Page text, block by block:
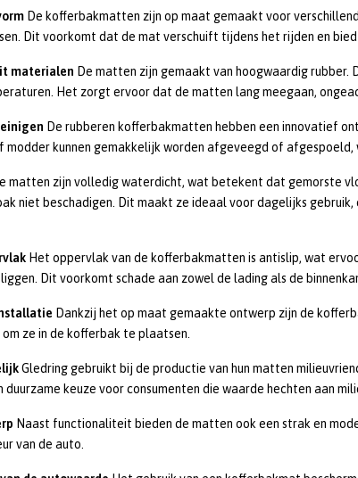
De kofferbakmatten zijn op maat gemaakt voor
Dit voorkomt dat de mat verschuift tijdens het rijden en
materialen De matten zijn gemaakt van hoogwaardig
Het zorgt ervoor dat de matten lang meegaan,
De rubberen kofferbakmatten hebben een innovatief
modder kunnen gemakkelijk worden afgeveegd of afgespoeld,
matten zijn volledig waterdicht, wat betekent dat gemorste
niet beschadigen. Dit maakt ze ideaal voor dagelijks
Het oppervlak van de kofferbakmatten is antislip, wat
Dit voorkomt schade aan zowel de lading als de
Dankzij het op maat gemaakte ontwerp zijn de
ze in de kofferbak te plaatsen.
Gledring gebruikt bij de productie van hun matten
duurzame keuze voor consumenten die waarde hechten aan
Naast functionaliteit bieden de matten ook een strak en
van de auto.